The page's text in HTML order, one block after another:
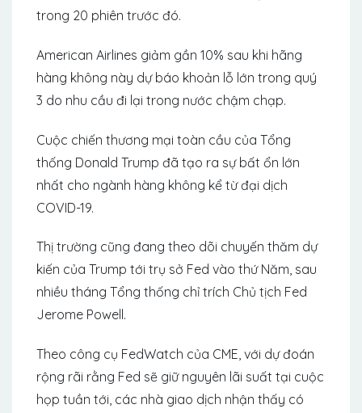
trong 20 phiên trước đó.
American Airlines giảm gần 10% sau khi hãng
hàng không này dự báo khoản lỗ lớn trong quý
3 do nhu cầu đi lại trong nước chậm chạp.
Cuộc chiến thương mại toàn cầu của Tổng
thống Donald Trump đã tạo ra sự bất ổn lớn
nhất cho ngành hàng không kể từ đại dịch
COVID-19.
Thị trường cũng đang theo dõi chuyến thăm dự
kiến của Trump tới trụ sở Fed vào thứ Năm, sau
nhiều tháng Tổng thống chỉ trích Chủ tịch Fed
Jerome Powell.
Theo công cụ FedWatch của CME, với dự đoán
rộng rãi rằng Fed sẽ giữ nguyên lãi suất tại cuộc
họp tuần tới, các nhà giao dịch nhận thấy có